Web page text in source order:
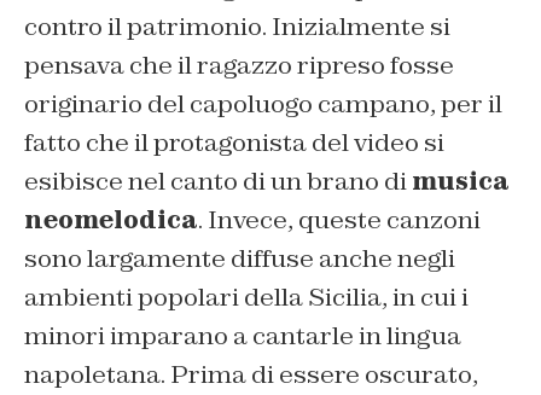
contro il patrimonio. Inizialmente si
pensava che il ragazzo ripreso fosse
originario del capoluogo campano, per il
fatto che il protagonista del video si
esibisce nel canto di un brano dimusica
neomelodica. Invece, queste canzoni
sono largamente diffuse anche negli
ambienti popolari della Sicilia, in cui i
minori imparano a cantarle in lingua
napoletana. Prima di essere oscurato,